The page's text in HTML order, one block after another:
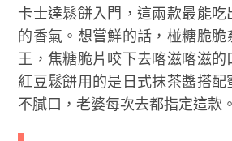
卡士達鬆餅入門，這兩款最能吃
的香氣。想嘗鮮的話，椪糖脆脆
王，焦糖脆片咬下去喀滋喀滋的
紅豆鬆餅用的是日式抹茶醬搭配
不膩口，老婆每次去都指定這款。